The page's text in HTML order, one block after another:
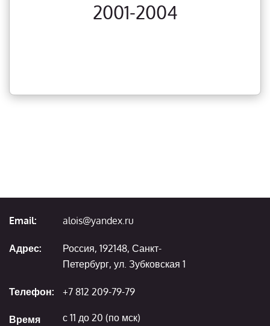
2001-2004
Email: alois@yandex.ru
Адрес:
Россия, 192148, Санкт-
Петербург, ул. Зубковская 1
Телефон: +7 812 209-79-79
Время
с 11 до 20 (по мск)